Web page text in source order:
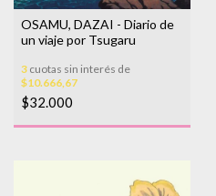
OSAMU, DAZAI - Diario de
un viaje por Tsugaru
3 cuotas sin interés de
$10.666,67
$32.000